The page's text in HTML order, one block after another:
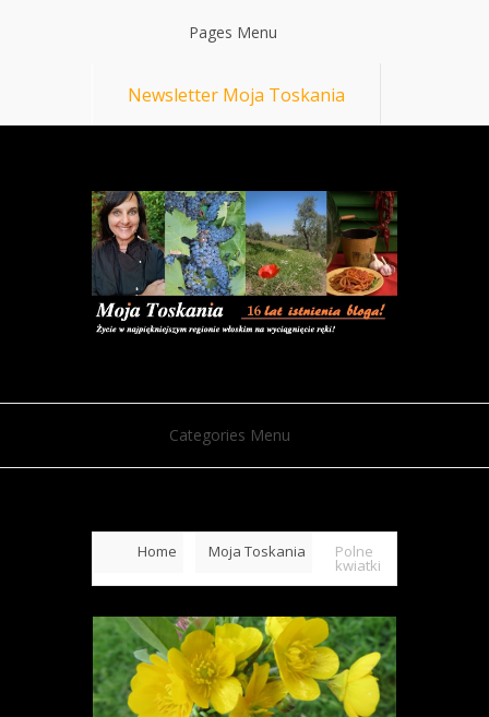
Pages Menu
Newsletter Moja Toskania
Categories Menu
Home Moja Toskania Polne
kwiatki